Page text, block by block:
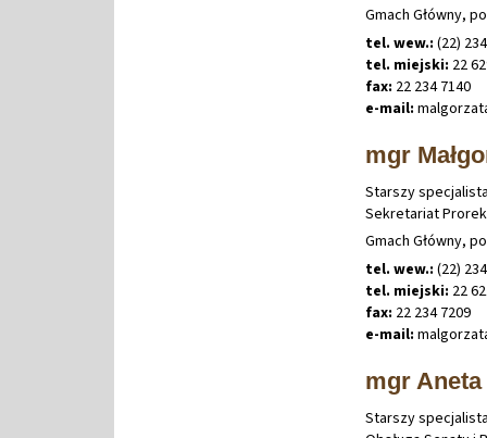
Gmach Główny,
tel. wew.: (22)
tel. miejski: 22
fax: 22 234 7140
e-mail:
mgr
Starszy
Sekretariat
Gmach Główny,
tel. wew.: (22)
tel. miejski: 22
fax: 22 234 7209
e-mail:
mgr
Starszy